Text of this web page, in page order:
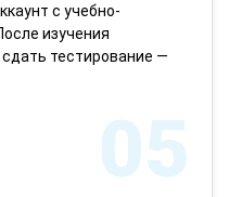
с учебно-
изучения
тестирование —
05